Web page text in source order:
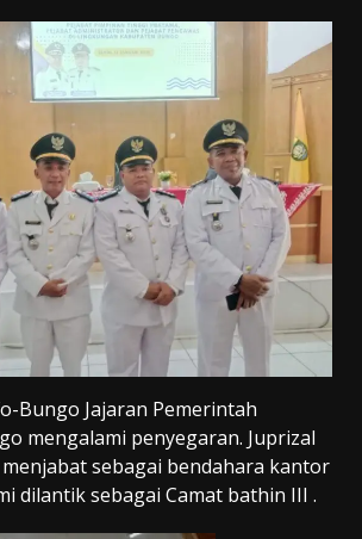
Bungo Jajaran Pemerintah
mengalami penyegaran. Juprizal
menjabat sebagai bendahara kantor
dilantik sebagai Camat bathin III .